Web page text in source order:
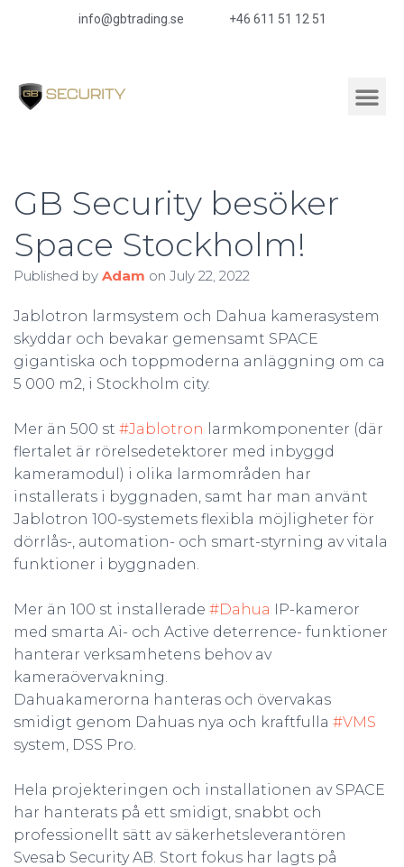
info@gbtrading.se +46 611 51 12 51
GB Security besöker
Space Stockholm!
Published by Adam on July 22, 2022
Jablotron larmsystem och Dahua kamerasystem
skyddar och bevakar gemensamt SPACE
gigantiska och toppmoderna anläggning om ca
5 000 m2, i Stockholm city.
Mer än 500 st #Jablotron
larmkomponenter (där
flertalet är rörelsedetektorer med inbyggd
kameramodul) i olika larmområden har
installerats i byggnaden, samt har man använt
Jablotron 100-systemets flexibla möjligheter för
dörrlås-, automation- och smart-styrning av vitala
funktioner i byggnaden.
Mer än 100 st installerade #Dahua IP-kameror
med smarta Ai- och Active deterrence- funktioner
hanterar verksamhetens behov av
kameraövervakning.
Dahuakamerorna hanteras och övervakas
smidigt genom Dahuas nya och kraftfulla #VMS
system, DSS Pro.
Hela projekteringen och installationen av SPACE
har hanterats på ett smidigt, snabbt och
professionellt sätt av säkerhetsleverantören
Svesab Security AB. Stort fokus har lagts på